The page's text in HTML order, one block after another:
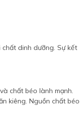
dinh dưỡng. Sự kết
chất béo lành mạnh.
kiêng. Nguồn chất béo